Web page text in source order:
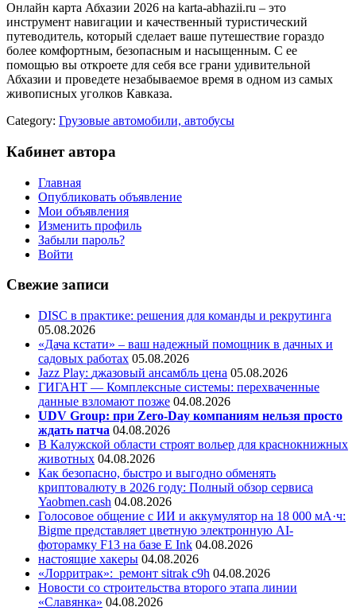
Онлайн карта Абхазии 2026 на karta-abhazii.ru – это
инструмент навигации и качественный туристический
путеводитель, который сделает ваше путешествие гораздо
более комфортным, безопасным и насыщенным. С ее
помощью вы откроете для себя все грани удивительной
Абхазии и проведете незабываемое время в одном из самых
живописных уголков Кавказа.
Category: Грузовые автомобили, автобусы
Кабинет автора
Главная
Опубликовать объявление
Мои объявления
Изменить профиль
Забыли пароль?
Войти
Свежие записи
DISC в практике: решения для команды и рекрутинга
05.08.2026
«Дача кстати» – ваш надежный помощник в дачных и
садовых работах 05.08.2026
Jazz Play: джазовый ансамбль цена 05.08.2026
ГИГАНТ — Комплексные системы: перехваченные
данные взломают позже 04.08.2026
UDV Group: при Zero-Day компаниям нельзя просто
ждать патча 04.08.2026
В Калужской области строят вольер для краснокнижных
животных 04.08.2026
Как безопасно, быстро и выгодно обменять
криптовалюту в 2026 году: Полный обзор сервиса
Yaobmen.cash 04.08.2026
Голосовое общение с ИИ и аккумулятор на 18 000 мА·ч:
Bigme представляет цветную электронную AI-
фоторамку F13 на базе E Ink 04.08.2026
настоящие хакеры 04.08.2026
«Лорритрак»: ремонт sitrak c9h 04.08.2026
Новости со строительства второго этапа линии
«Славянка» 04.08.2026